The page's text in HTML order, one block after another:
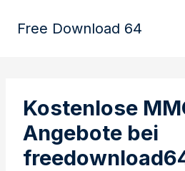
InhaltFree Download 64
Kostenlose
Angebote bei